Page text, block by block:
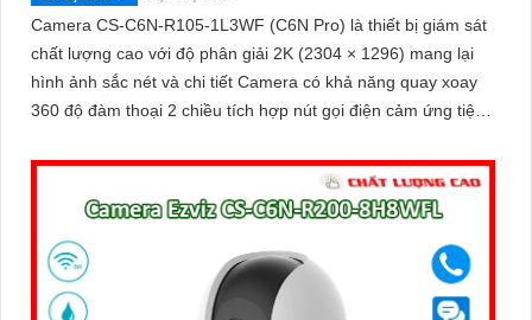
Camera CS-C6N-R105-1L3WF (C6N Pro) là thiết bị giám sát
chất lượng cao với độ phân giải 2K (2304 × 1296) mang lại
hình ảnh sắc nét và chi tiết Camera có khả năng quay xoay
360 độ đàm thoại 2 chiều tích hợp nút gọi điện cảm ứng tiện
được trang bị công nghệ phát hiện chuyển động thông minh
tăng cường an ninh cho không gian của bạn. Loại Camera
quan sát Wifi Không Dây CS-C6N-R105-1L3WF 3